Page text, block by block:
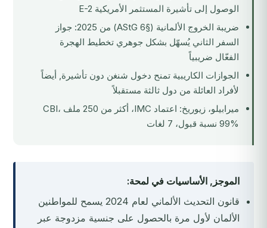
الوصول إلى تأشيرة المستثمر الأمريكية E-2
ضريبة الخروج الألمانية (§6 AStG) من 2025: جواز
السفر الثاني يُسهّل بشكل جوهري تخطيط الهجرة
الفعّال ضريبياً
الجوازات الكاريبية تمنح دخول شنغن دون تأشيرة, أيضاً
لأفراد العائلة من دول ثالثة مستقبلاً
ميرابيلو، زيوريخ: اعتماد IMC، أكثر من 250 ملف CBI،
99% نسبة قبول، 7 لغات
الموجز, الأساسيات في لمحة:
قانون التحديث الألماني لعام 2024 يسمح للمواطنين
الألمان لأول مرة بالحصول على جنسية مزدوجة عبر